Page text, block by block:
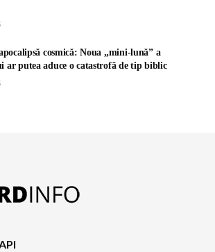
cosmică: Noua „mini-lună” a
ar putea aduce o catastrofă de tip biblic